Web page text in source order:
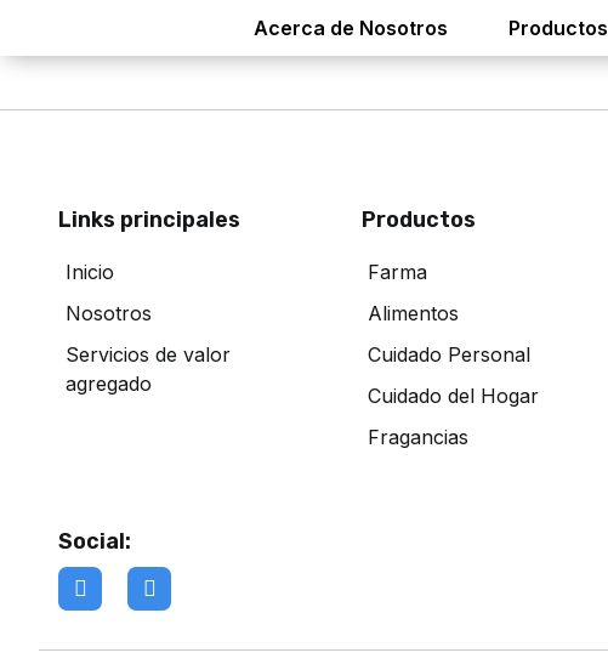
Acerca de Nosotros Productos
Links principales
Inicio
Nosotros
Servicios de valor
agregado
Productos
Farma
Alimentos
Cuidado Personal
Cuidado del Hogar
Fragancias
Social: